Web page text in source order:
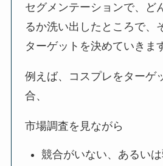
セグメンテーションで、ど
るか洗い出したところで、
ターゲットを決めていきま
例えば、コスプレをターゲ
合、
市場調査を見ながら
競合がいない、あるい